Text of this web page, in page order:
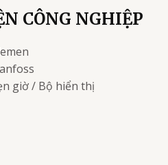
CÔNG NGHIỆP
giờ / Bộ hiển thị